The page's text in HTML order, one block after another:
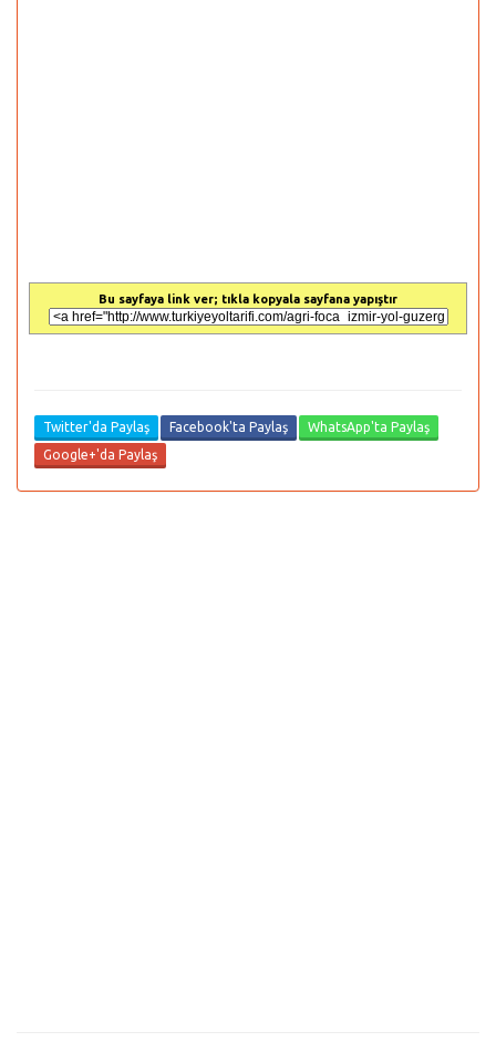
Bu sayfaya link ver; tıkla kopyala sayfana yapıştır
Twitter'da Paylaş Facebook'ta Paylaş
WhatsApp'ta Paylaş
Google+'da Paylaş